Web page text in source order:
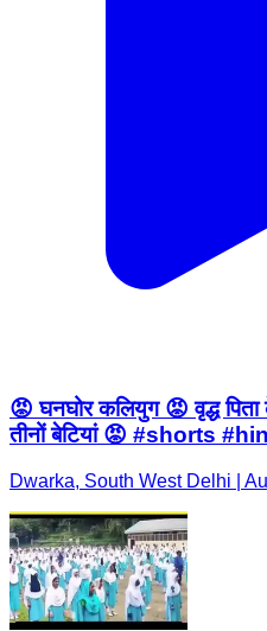
😡 घनघोर कलियुग 😡 वृद्ध
तीनों बेटियां 😡 #shorts
Dwarka, South West Delhi |